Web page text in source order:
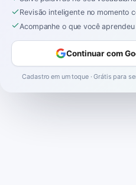
Revisão inteligente no momento
Acompanhe o que você aprendeu
Continuar com
Cadastro em um toque · Grátis para